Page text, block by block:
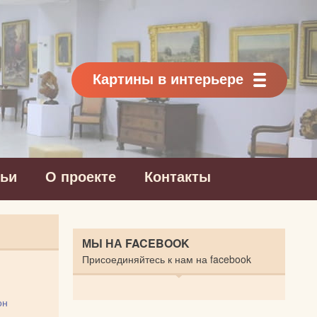
Картины в интерьере
О проекте Контакты
МЫ НА FACEBOOK
Присоединяйтесь к нам на facebook